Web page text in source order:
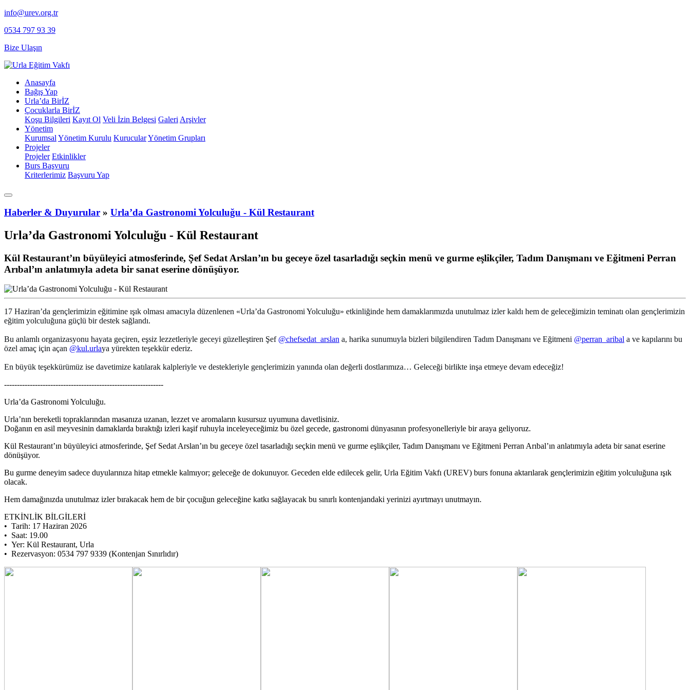
info@urev.org.tr
0534 797 93 39
Bize Ulaşın
Anasayfa
Bağış Yap
Urla’da BirİZ
Çocuklarla BirİZ
Koşu Bilgileri Kayıt Ol ⁠Veli İzin Belgesi Galeri Arşivler
Yönetim
Kurumsal Yönetim Kurulu KurucularYönetim Grupları
Projeler
Projeler Etkinlikler
Burs Başvuru
Kriterlerimiz Başvuru Yap
Haberler & Duyurular » Urla’da Gastronomi Yolculuğu - Kül Restaurant
Urla’da Gastronomi Yolculuğu - Kül Restaurant
Kül Restaurant’ın büyüleyici atmosferinde, Şef Sedat Arslan’ın bu geceye özel tasarladığı seçkin menü ve gurme eşlikçiler, Tadım Danışmanı ve Eğitmeni Perran
Arıbal’ın anlatımıyla adeta bir sanat eserine dönüşüyor.
17 Haziran’da gençlerimizin eğitimine ışık olması amacıyla düzenlenen «Urla’da Gastronomi Yolculuğu» etkinliğinde hem damaklarımızda unutulmaz izler kaldı hem de geleceğimizin teminatı olan gençlerimizin
eğitim yolculuğuna güçlü bir destek sağlandı.
Bu anlamlı organizasyonu hayata geçiren, eşsiz lezzetleriyle geceyi güzelleştiren Şef @chefsedat_arslan a, harika sunumuyla bizleri bilgilendiren Tadım Danışmanı ve Eğitmeni @perran_aribal a ve kapılarını bu
özel amaç için açan @kul.urlaya yürekten teşekkür ederiz.
En büyük teşekkürümüz ise davetimize katılarak kalpleriyle ve destekleriyle gençlerimizin yanında olan değerli dostlarımıza… Geleceği birlikte inşa etmeye devam edeceğiz!
--------------------------------------------------------------
Urla’da Gastronomi Yolculuğu.
Urla’nın bereketli topraklarından masanıza uzanan, lezzet ve aromaların kusursuz uyumuna davetlisiniz.
Doğanın en asil meyvesinin damaklarda bıraktığı izleri kaşif ruhuyla inceleyeceğimiz bu özel gecede, gastronomi dünyasının profesyonelleriyle bir araya geliyoruz.
Kül Restaurant’ın büyüleyici atmosferinde, Şef Sedat Arslan’ın bu geceye özel tasarladığı seçkin menü ve gurme eşlikçiler, Tadım Danışmanı ve Eğitmeni Perran Arıbal’ın anlatımıyla adeta bir sanat eserine
dönüşüyor.
Bu gurme deneyim sadece duyularınıza hitap etmekle kalmıyor; geleceğe de dokunuyor. Geceden elde edilecek gelir, Urla Eğitim Vakfı (UREV) burs fonuna aktarılarak gençlerimizin eğitim yolculuğuna ışık
olacak.
Hem damağınızda unutulmaz izler bırakacak hem de bir çocuğun geleceğine katkı sağlayacak bu sınırlı kontenjandaki yerinizi ayırtmayı unutmayın.
ETKİNLİK BİLGİLERİ
•⁠ ⁠Tarih: 17 Haziran 2026
•⁠ ⁠Saat: 19.00
•⁠ ⁠Yer: Kül Restaurant, Urla
•⁠ ⁠Rezervasyon: 0534 797 9339 (Kontenjan Sınırlıdır)